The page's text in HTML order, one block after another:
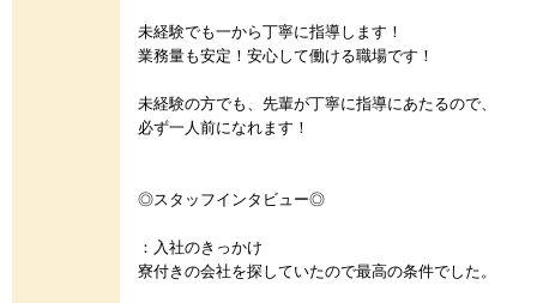
未経験でも一から丁寧に指導します！
業務量も安定！安心して働ける職場です！
未経験の方でも、先輩が丁寧に指導にあたるので、
必ず一人前になれます！
◎スタッフインタビュー◎
：入社のきっかけ
寮付きの会社を探していたので最高の条件でした。